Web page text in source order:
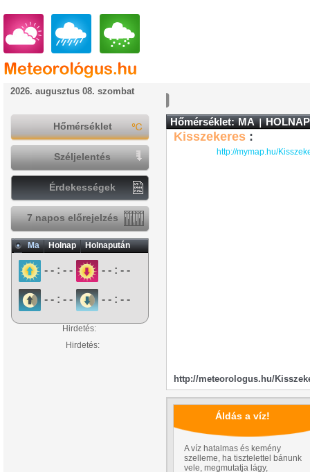
2026. augusztus 08. szombat
Hőmérséklet: MA HOLNAP
Kisszekeres :
http://mymap.hu/
http://meteorologus.hu/
Áldás a víz!
A víz hatalmas és kemény
szelleme, ha tisztelettel bánunk
vele, megmutatja lágy,
Hőmérséklet
Széljelentés
Érdekességek
7 napos előrejelzés
Ma Holnap Holnapután
- - : - - - - : - -
- - : - - - - : - -
Hirdetés:
Hirdetés: